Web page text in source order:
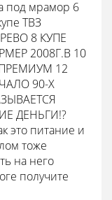
под мрамор 6
ТВЗ
8 КУПЕ
2008Г.В 10
12
90-Х
ДЕНЬГИ!?
это питание и
тоже
на него
получите